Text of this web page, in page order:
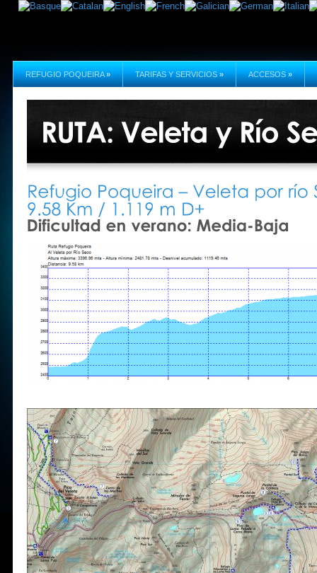
REFUGIO POQUEIRA » TARIFAS Y SERVICIOS » ACCESOS »